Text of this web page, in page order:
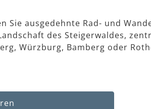
Sie ausgedehnte Rad- und
des Steigerwaldes,
Würzburg, Bamberg oder